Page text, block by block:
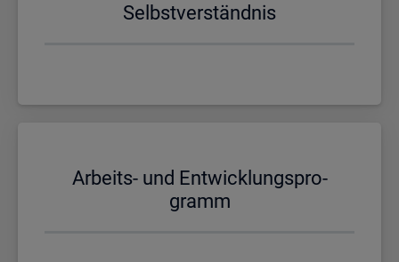
Selbst­ver­ständ­nis
Ar­beits- und Ent­wick­lungs­pro­
gramm